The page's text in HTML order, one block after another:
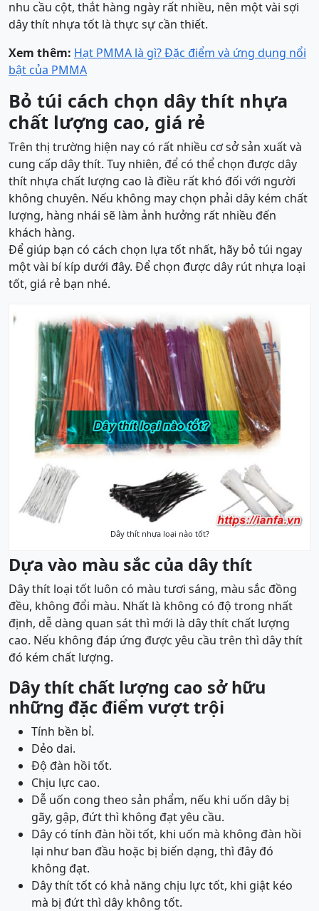
nhu cầu cột, thắt hàng ngày rất nhiều, nên một vài sợi
dây thít nhựa tốt là thực sự cần thiết.
Xem thêm: Hạt PMMA là gì? Đặc điểm và ứng dụng nổi
bật của PMMA
Bỏ túi cách chọn dây thít nhựa
chất lượng cao, giá rẻ
Trên thị trường hiện nay có rất nhiều cơ sở sản xuất và
cung cấp dây thít. Tuy nhiên, để có thể chọn được dây
thít nhựa chất lượng cao là điều rất khó đối với người
không chuyên. Nếu không may chọn phải dây kém chất
lượng, hàng nhái sẽ làm ảnh hưởng rất nhiều đến
khách hàng.
Để giúp bạn có cách chọn lựa tốt nhất, hãy bỏ túi ngay
một vài bí kíp dưới đây. Để chọn được dây rút nhựa loại
tốt, giá rẻ bạn nhé.
Dây thít nhựa loại nào tốt?
Dựa vào màu sắc của dây thít
Dây thít loại tốt luôn có màu tươi sáng, màu sắc đồng
đều, không đổi màu. Nhất là không có độ trong nhất
định, dễ dàng quan sát thì mới là dây thít chất lượng
cao. Nếu không đáp ứng được yêu cầu trên thì dây thít
đó kém chất lượng.
Dây thít chất lượng cao sở hữu
những đặc điểm vượt trội
Tính bền bỉ.
Dẻo dai.
Độ đàn hồi tốt.
Chịu lực cao.
Dễ uốn cong theo sản phẩm, nếu khi uốn dây bị
gãy, gập, đứt thì không đạt yêu cầu.
Dây có tính đàn hồi tốt, khi uốn mà không đàn hồi
lại như ban đầu hoặc bị biến dạng, thì đây đó
không đạt.
Dây thít tốt có khả năng chịu lực tốt, khi giật kéo
mà bị đứt thì dây không tốt.